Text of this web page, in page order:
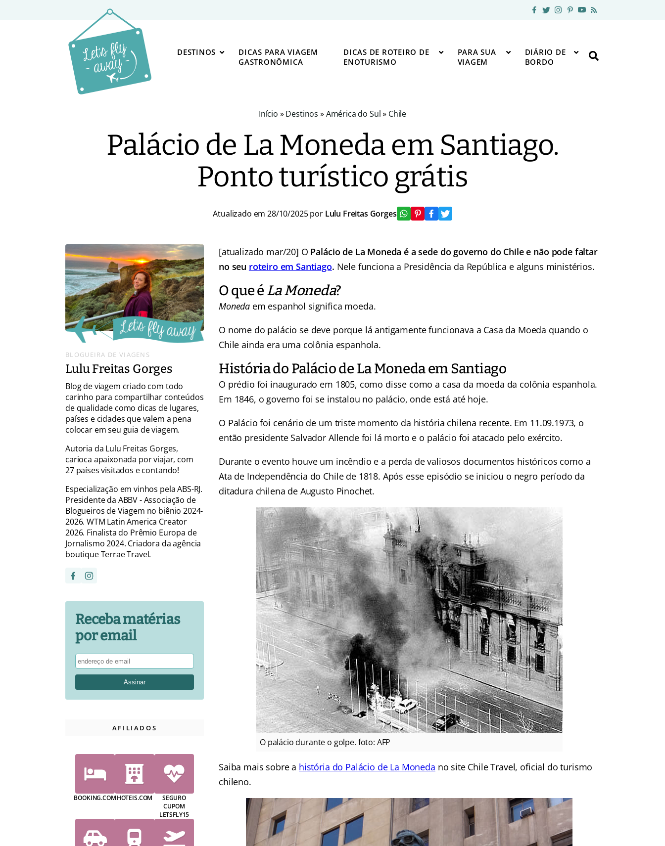
DESTINOS
DICAS PARA VIAGEM
GASTRONÔMICA
DICAS DE ROTEIRO DE
ENOTURISMO
PARA SUA
VIAGEM
DIÁRIO DE
BORDO
Início »Destinos »América do Sul» Chile
Palácio de La Moneda em Santiago.
Ponto turístico grátis
Atualizado em 28/10/2025 por Lulu Freitas Gorges
[atualizado mar/20] O Palácio de La Moneda é a sede do governo do Chile e não pode faltar
no seu roteiro em Santiago. Nele funciona a Presidência da República e alguns ministérios.
O que éLa Moneda?
Moneda em espanhol significa moeda.
O nome do palácio se deve porque lá antigamente funcionava a Casa da Moeda quando o
Chile ainda era uma colônia espanhola.
História do Palácio de La Moneda em Santiago
O prédio foi inaugurado em 1805, como disse como a casa da moeda da colônia espanhola.
Em 1846, o governo foi se instalou no palácio, onde está até hoje.
O Palácio foi cenário de um triste momento da história chilena recente. Em 11.09.1973, o
então presidente Salvador Allende foi lá morto e o palácio foi atacado pelo exército.
Durante o evento houve um incêndio e a perda de valiosos documentos históricos como a
Ata de Independência do Chile de 1818. Após esse episódio se iniciou o negro período da
ditadura chilena de Augusto Pinochet.
O palácio durante o golpe. foto: AFP
Saiba mais sobre a história do Palácio de La Moneda no site Chile Travel, oficial do turismo
chileno.
BLOGUEIRA DE VIAGENS
Lulu Freitas Gorges
Blog de viagem criado com todo
carinho para compartilhar conteúdos
de qualidade como dicas de lugares,
países e cidades que valem a pena
colocar em seu guia de viagem.
Autoria da Lulu Freitas Gorges,
carioca apaixonada por viajar, com
27 países visitados e contando!
Especialização em vinhos pela ABS-RJ.
Presidente da ABBV - Associação de
Blogueiros de Viagem no biênio 2024-
2026. WTM Latin America Creator
2026. Finalista do Prêmio Europa de
Jornalismo 2024. Criadora da agência
boutique Terrae Travel.
Receba matérias
por email
AFILIADOS
BOOKING.COMHOTEIS.COM
SEGURO
CUPOM
LETSFLY15